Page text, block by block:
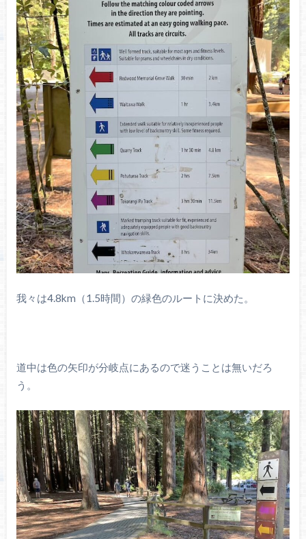
我々は4.8km（1.5時間）の緑色のルートに決めた。
道中は色の矢印が分岐点にあるので迷うことは無いだろ
う。